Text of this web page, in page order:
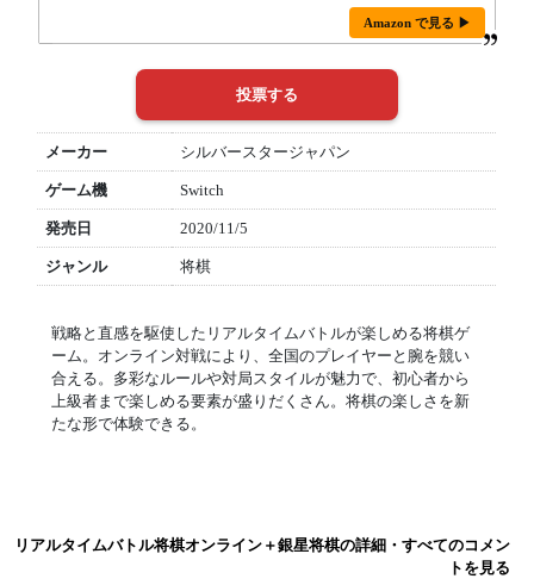
Amazon で見る ▶
メーカー シルバースタージャパン
ゲーム機 Switch
発売日 2020/11/5
ジャンル 将棋
戦略と直感を駆使したリアルタイムバトルが楽しめる将棋ゲ
ーム。オンライン対戦により、全国のプレイヤーと腕を競い
合える。多彩なルールや対局スタイルが魅力で、初心者から
上級者まで楽しめる要素が盛りだくさん。将棋の楽しさを新
たな形で体験できる。
リアルタイムバトル将棋オンライン＋銀星将棋の詳細・すべてのコメン
トを見る